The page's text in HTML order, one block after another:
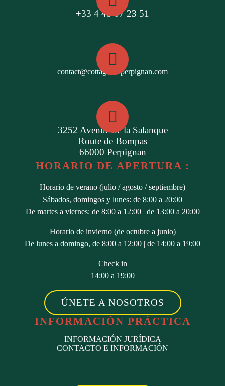
+33 4 48 07 23 51
contact@cottagesdeperpignan.com
3252 Avenue de la Salanque
Route de Bompas
66000 Perpignan
HORARIO DE APERTURA :
Horario de verano (julio / agosto / septiembre)
Sábados, domingos y lunes: de 8:00 a 20:00
De martes a viernes: de 8:00 a 12:00 | de 13:00 a 20:00
Horario de invierno (de octubre a junio)
De lunes a domingo, de 8:00 a 12:00 | de 14:00 a 19:00
Check in
14:00 a 19:00
ÚNETE A NOSOTROS
INFORMACIÓN PRÁCTICA
INFORMACIÓN JURÍDICA
CONTACTO E INFORMACIÓN